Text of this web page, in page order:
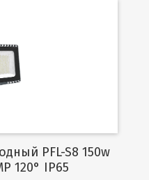
120° IP65